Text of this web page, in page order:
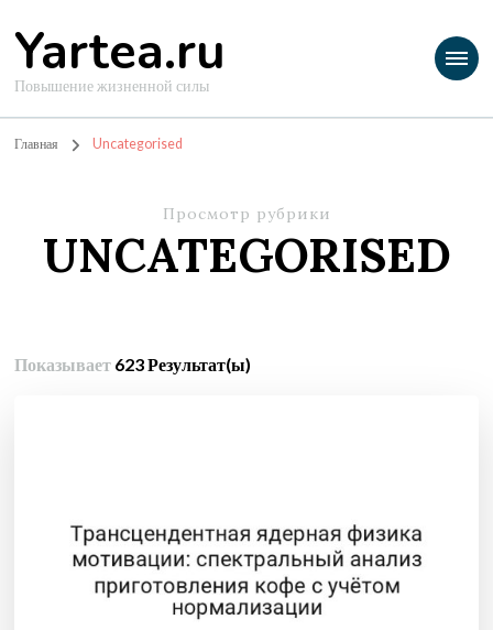
Yartea.ru
Повышение жизненной силы
Главная Uncategorised
Просмотр рубрики
UNCATEGORISED
Показывает 623 Результат(ы)